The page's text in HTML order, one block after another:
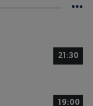
21:30
19:00